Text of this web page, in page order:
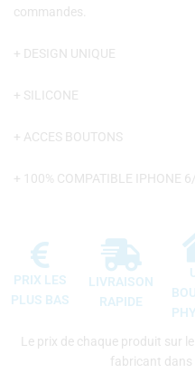
commandes.
+ DESIGN UNIQUE
+ SILICONE
+ ACCES BOUTONS
+ 100% COMPATIBLE IPHONE
PRIX LES
PLUS BAS
LIVRAISON
RAPIDE
Le prix de chaque produit sur
fabricant dans